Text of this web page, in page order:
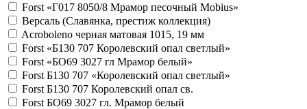
Forst «Г017 8050/8 Мрамор песочный Mobius»
Версаль (Славянка, престиж коллекция)
Acroboleno черная матовая 1015, 19 мм
Forst «Б130 707 Королевский опал светлый»
Forst «БО69 3027 гл Мрамор белый»
Forst Б130 707 «Королевский опал светлый»
Forst Б130 707 Королевский опал св.
Forst БО69 3027 гл. Мрамор белый